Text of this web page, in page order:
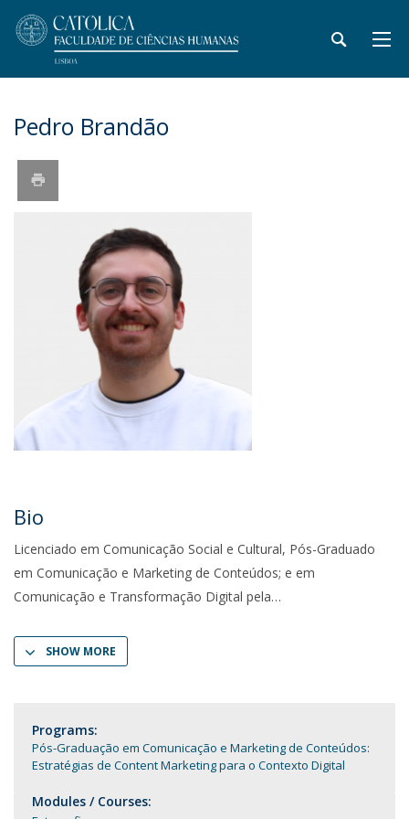
Pedro Brandão
Bio
Licenciado em Comunicação Social e Cultural, Pós-Graduado
em Comunicação e Marketing de Conteúdos; e em
Comunicação e Transformação Digital pela
SHOW MORE
Programs:
Pós-Graduação em Comunicação e Marketing de Conteúdos:
Estratégias de Content Marketing para o Contexto Digital
Modules / Courses: